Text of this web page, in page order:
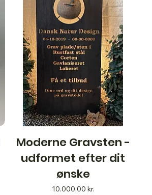
Moderne Gravsten -
udformet efter dit
ønske
Pris
10.000,00 kr.